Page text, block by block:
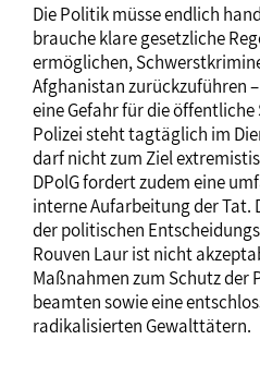
Die Politik müsse endlich
brauche klare gesetzliche
ermöglichen,
Afghanistan zurückzuführen
eine Gefahr für die
Polizei steht tagtäglich im
darf nicht zum Ziel
DPolG fordert zudem eine
interne Aufarbeitung der Tat.
der politischen
Rouven Laur ist nicht
Maßnahmen zum Schutz der
beamten sowie eine
radikalisierten Gewalttätern.